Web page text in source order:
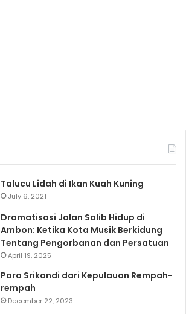
Talucu Lidah di Ikan Kuah Kuning
July 6, 2021
Dramatisasi Jalan Salib Hidup di
Ambon: Ketika Kota Musik Berkidung
Tentang Pengorbanan dan Persatuan
April 19, 2025
Para Srikandi dari Kepulauan Rempah-
rempah
December 22, 2023